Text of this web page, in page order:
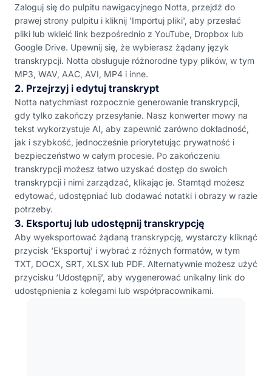
Zaloguj się do pulpitu nawigacyjnego Notta, przejdź do
prawej strony pulpitu i kliknij 'Importuj pliki', aby przesłać
pliki lub wkleić link bezpośrednio z YouTube, Dropbox lub
Google Drive. Upewnij się, że wybierasz żądany język
transkrypcji. Notta obsługuje różnorodne typy plików, w tym
MP3, WAV, AAC, AVI, MP4 i inne.
2. Przejrzyj i edytuj transkrypt
Notta natychmiast rozpocznie generowanie transkrypcji,
gdy tylko zakończy przesyłanie. Nasz konwerter mowy na
tekst wykorzystuje AI, aby zapewnić zarówno dokładność,
jak i szybkość, jednocześnie priorytetując prywatność i
bezpieczeństwo w całym procesie. Po zakończeniu
transkrypcji możesz łatwo uzyskać dostęp do swoich
transkrypcji i nimi zarządzać, klikając je. Stamtąd możesz
edytować, udostępniać lub dodawać notatki i obrazy w razie
potrzeby.
3. Eksportuj lub udostępnij transkrypcję
Aby wyeksportować żądaną transkrypcję, wystarczy kliknąć
przycisk ‘Eksportuj’ i wybrać z różnych formatów, w tym
TXT, DOCX, SRT, XLSX lub PDF. Alternatywnie możesz użyć
przycisku ‘Udostępnij’, aby wygenerować unikalny link do
udostępnienia z kolegami lub współpracownikami.